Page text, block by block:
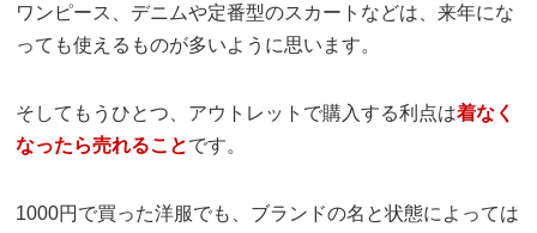
ワンピース、デニムや定番型のスカートなどは、来年にな
っても使えるものが多いように思います。
そしてもうひとつ、アウトレットで購入する利点は着なく
なったら売れることです。
1000円で買った洋服でも、ブランドの名と状態によっては